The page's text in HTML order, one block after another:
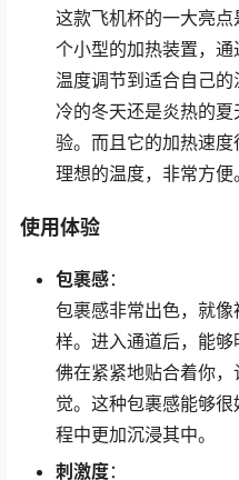
这款飞机杯的一大亮
个小型的加热装置，
温度调节到适合自己
冷的冬天还是炎热的
验。而且它的加热速
理想的温度，非常方便。
使用体验
包裹感：
包裹感非常出色，就
样。进入通道后，能
佛在紧紧地贴合着你
觉。这种包裹感能够
程中更加沉浸其中。
刺激度：